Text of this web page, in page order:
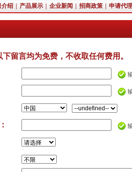
介绍 产品展示 企业新闻 招商政策 申请代理
留言均为免费，不收取任何费用。